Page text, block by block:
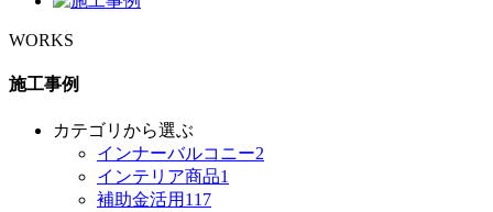
WORKS
施工事例
カテゴリから選ぶ
インナーバルコニー2
インテリア商品1
補助金活用 117